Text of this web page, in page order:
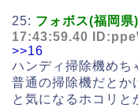
25: フォボス(福岡県
17:43:59.40
>>16
ハンディ掃除機めち
普通の掃除機だとか
と気になるホコリ